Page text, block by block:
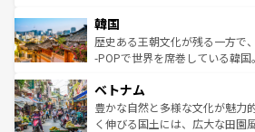
ワイを、存分に味わってほしい。 なお、新着のハワイ情報
はコンテンツ一覧を参照してほ
いる。アクティビティも充実し
ビング、ハイキングなど、アウ
い。オーストラリアの多彩な魅
参照してほしい。
ン）、静ひつな山岳地帯である
と山間の静けさが共存しており
驚きをもたらしてくれる。また
容にもいいと評判のスイーツな
が味わえる。 なお、新着の台
照してほしい。
韓国
歴史ある王朝文化が残る一方で
-POPで世界を席巻している韓
き、地方に足を延ばせば四季折
できる。そして、キムチや焼肉
まで、さまざまな韓国料理が待
ベトナム
豊かな自然と多様な文化が魅力
く伸びる国土には、広大な田園